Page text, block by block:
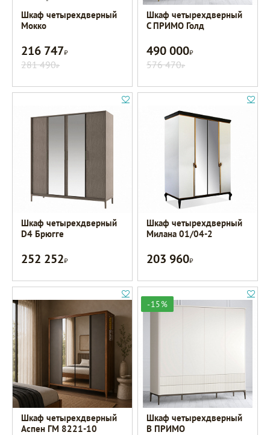
Шкаф четырехдверный
Мокко
216 747Р
281 490Р
Шкаф четырехдверный
C ПРИМО Голд
490 000Р
576 470Р
Шкаф четырехдверный
D4 Брюгге
252 252Р
Шкаф четырехдверный
Милана 01/04-2
203 960Р
Шкаф четырехдверный
Аспен ГМ 8221-10
-15%
Шкаф четырехдверный
B ПРИМО